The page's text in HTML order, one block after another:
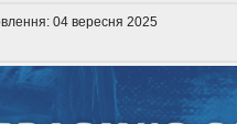
04 вересня 2025